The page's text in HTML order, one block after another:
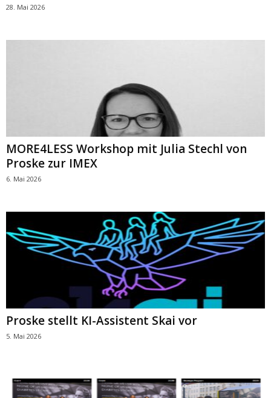
28. Mai 2026
MORE4LESS Workshop mit Julia Stechl von
Proske zur IMEX
6. Mai 2026
Proske stellt KI-Assistent Skai vor
5. Mai 2026